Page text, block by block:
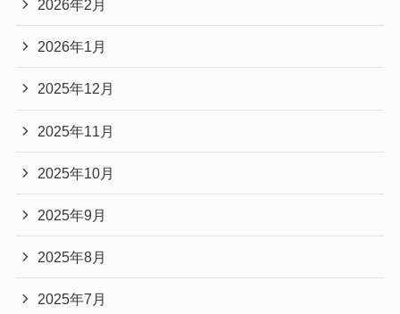
2026年2月
2026年1月
2025年12月
2025年11月
2025年10月
2025年9月
2025年8月
2025年7月